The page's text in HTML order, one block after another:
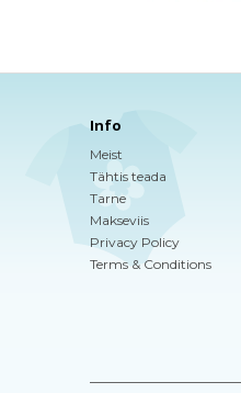
Info
Meist
Tähtis teada
Tarne
Makseviis
Privacy Policy
Terms & Conditions